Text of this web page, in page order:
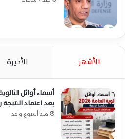
الأشهر الأخيرة
بعد اعتماد
منذ أسبوع واحد